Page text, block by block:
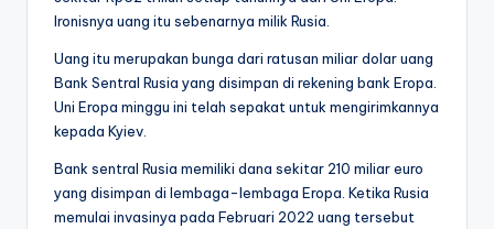
Ironisnya uang itu sebenarnya milik Rusia.
Uang itu merupakan bunga dari ratusan miliar dolar uang
Bank Sentral Rusia yang disimpan di rekening bank Eropa.
Uni Eropa minggu ini telah sepakat untuk mengirimkannya
kepada Kyiev.
Bank sentral Rusia memiliki dana sekitar 210 miliar euro
yang disimpan di lembaga-lembaga Eropa. Ketika Rusia
memulai invasinya pada Februari 2022 uang tersebut